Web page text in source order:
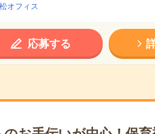
オフィス
応募する